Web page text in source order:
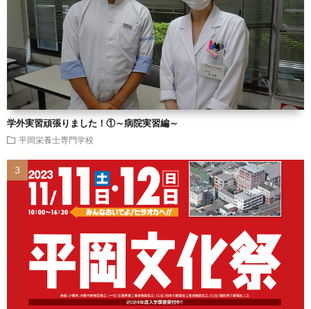
学外実習頑張りました！①～病院実習編～
平岡栄養士専門学校